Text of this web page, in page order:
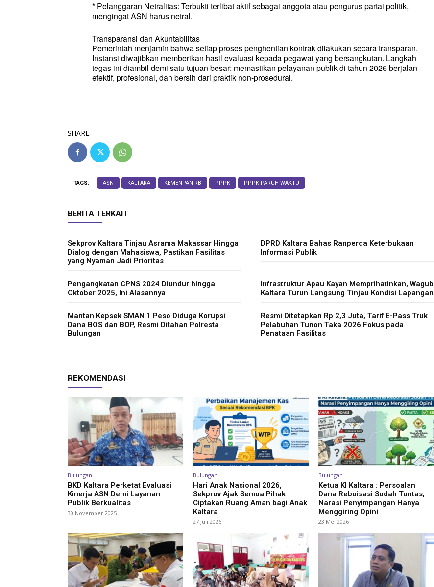
* Pelanggaran Netralitas: Terbukti terlibat aktif sebagai anggota atau pengurus partai politik,
mengingat ASN harus netral.
Transparansi dan Akuntabilitas
Pemerintah menjamin bahwa setiap proses penghentian kontrak dilakukan secara transparan.
Instansi diwajibkan memberikan hasil evaluasi kepada pegawai yang bersangkutan. Langkah
tegas ini diambil demi satu tujuan besar: memastikan pelayanan publik di tahun 2026 berjalan
efektif, profesional, dan bersih dari praktik non-prosedural.
SHARE:
TAGS: ASN KALTARA KEMENPAN RB PPPK PPPK PARUH WAKTU
BERITA TERKAIT
Sekprov Kaltara Tinjau Asrama Makassar Hingga
Dialog dengan Mahasiswa, Pastikan Fasilitas
yang Nyaman Jadi Prioritas
DPRD Kaltara Bahas Ranperda Keterbukaan
Informasi Publik
Pengangkatan CPNS 2024 Diundur hingga
Oktober 2025, Ini Alasannya
Infrastruktur Apau Kayan Memprihatinkan, Wagub
Kaltara Turun Langsung Tinjau Kondisi Lapangan
Mantan Kepsek SMAN 1 Peso Diduga Korupsi
Dana BOS dan BOP, Resmi Ditahan Polresta
Bulungan
Resmi Ditetapkan Rp 2,3 Juta, Tarif E-Pass Truk
Pelabuhan Tunon Taka 2026 Fokus pada
Penataan Fasilitas
REKOMENDASI
Bulungan
BKD Kaltara Perketat Evaluasi
Kinerja ASN Demi Layanan
Publik Berkualitas
30 November 2025
Bulungan
Hari Anak Nasional 2026,
Sekprov Ajak Semua Pihak
Ciptakan Ruang Aman bagi Anak
Kaltara
27 Juli 2026
Bulungan
Ketua KI Kaltara : Persoalan
Dana Reboisasi Sudah Tuntas,
Narasi Penyimpangan Hanya
Menggiring Opini
23 Mei 2026